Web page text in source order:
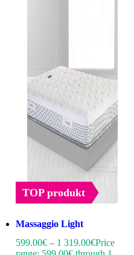
TOP produkt
Massaggio Light
599.00€ – 1 319.00€Price